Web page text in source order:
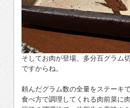
そしてお肉が登場。多分百グラム
ですからね。
頼んだグラム数の全量をステーキ
食べ方で調理してくれる肉前菜に